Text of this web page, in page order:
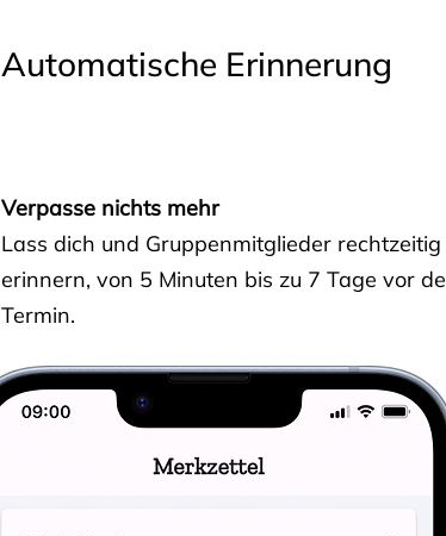
Automatische Erinnerung
Verpasse nichts mehr
Lass dich und Gruppenmitglieder rechtzeitig
erinnern, von 5 Minuten bis zu 7 Tage vor
Termin.